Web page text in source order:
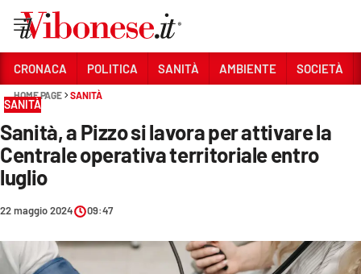
Sezioni
CRONACA
POLITICA
SOCIETÀ
CRONACA POLITICA SANITÀ AMBIENTE SOCIETÀ
HOME PAGE SANITÀ
SANITÀ
Sanità, a Pizzo si lavora per attivare la
Centrale operativa territoriale entro
luglio
22 maggio 2024 09:47